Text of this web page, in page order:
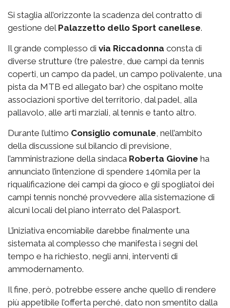
Si staglia all’orizzonte la scadenza del contratto di
gestione del Palazzetto dello Sport canellese.
Il grande complesso di via Riccadonna consta di
diverse strutture (tre palestre, due campi da tennis
coperti, un campo da padel, un campo polivalente, una
pista da MTB ed allegato bar) che ospitano molte
associazioni sportive del territorio, dal padel, alla
pallavolo, alle arti marziali, al tennis e tanto altro.
Durante l’ultimo Consiglio comunale , nell’ambito
della discussione sul bilancio di previsione,
l’amministrazione della sindaca Roberta Giovine ha
annunciato l’intenzione di spendere 140mila per la
riqualificazione dei campi da gioco e gli spogliatoi dei
campi tennis nonché provvedere alla sistemazione di
alcuni locali del piano interrato del Palasport.
L’iniziativa encomiabile darebbe finalmente una
sistemata al complesso che manifesta i segni del
tempo e ha richiesto, negli anni, interventi di
ammodernamento.
Il fine, però, potrebbe essere anche quello di rendere
più appetibile l’offerta perché, dato non smentito dalla